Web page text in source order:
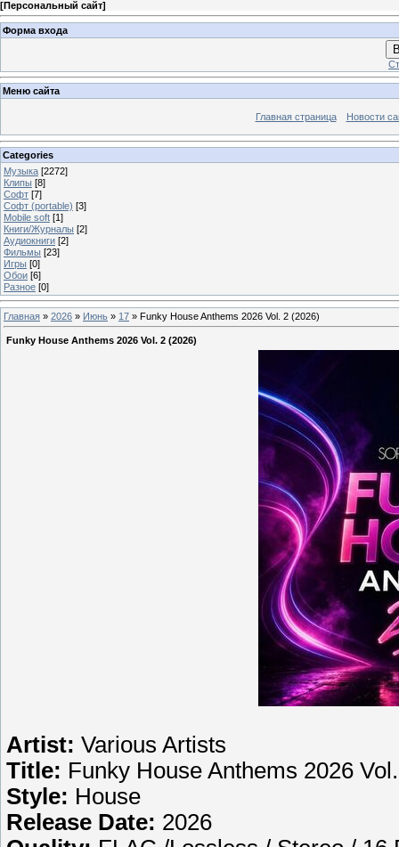
[Персональный сайт]
Форма входа
Меню сайта
Главная страница Новости
Categories
Музыка [2272]
Клипы [8]
Софт [7]
Софт (portable) [3]
Mobile soft [1]
Книги/Журналы [2]
Аудиокниги [2]
Фильмы [23]
Игры [0]
Обои [6]
Разное [0]
Главная » 2026 » Июнь » 17 » Funky House Anthems 2026 Vol. 2 (2026)
Funky House Anthems 2026 Vol. 2 (2026)
Artist: Various Artists
Title: Funky House Anthems 2026
Style: House
Release Date: 2026